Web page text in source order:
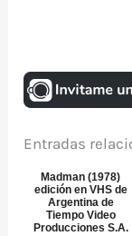
Entradas
Madman (1978)
edición en VHS de
Argentina de
Tiempo Video
Producciones S.A.